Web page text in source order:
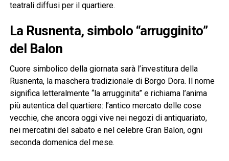
teatrali diffusi per il quartiere.
La Rusnenta, simbolo “arrugginito”
del Balon
Cuore simbolico della giornata sarà l’investitura della
Rusnenta, la maschera tradizionale di Borgo Dora. Il nome
significa letteralmente “la arrugginita” e richiama l’anima
più autentica del quartiere: l’antico mercato delle cose
vecchie, che ancora oggi vive nei negozi di antiquariato,
nei mercatini del sabato e nel celebre Gran Balon, ogni
seconda domenica del mese.